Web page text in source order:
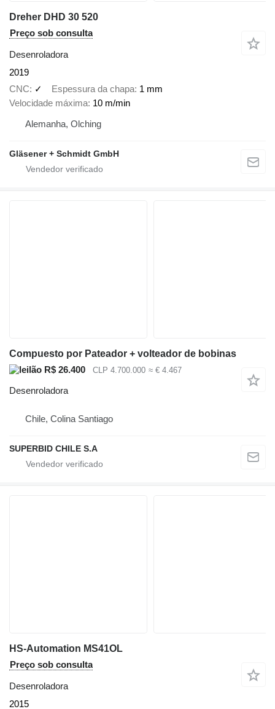
Dreher DHD 30 520
Preço sob consulta
Desenroladora
2019
CNC
✓ Espessura da chapa 1 mm
Velocidade máxima 10 m/min
Alemanha, Olching
Gläsener + Schmidt GmbH
Compuesto por Pateador + volteador de bobinas
R$ 26.400
CLP 4.700.000 ≈ € 4.467
Desenroladora
Chile, Colina Santiago
SUPERBID CHILE S.A
HS-Automation MS41OL
Preço sob consulta
Desenroladora
2015